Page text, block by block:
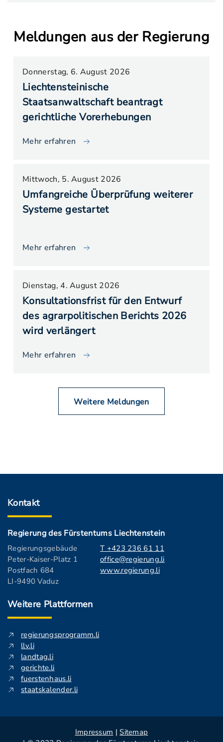
Meldungen aus der Regierung
Donnerstag, 6. August 2026
Liechtensteinische
Staatsanwaltschaft beantragt
gerichtliche Vorerhebungen
Mehr erfahren
Mittwoch, 5. August 2026
Umfangreiche Überprüfung weiterer
Systeme gestartet
Mehr erfahren
Dienstag, 4. August 2026
Konsultationsfrist für den Entwurf
des agrarpolitischen Berichts 2026
wird verlängert
Mehr erfahren
Weitere Meldungen
Kontakt
Regierung des Fürstentums Liechtenstein
Regierungsgebäude
Peter-Kaiser-Platz 1
Postfach 684
LI-9490 Vaduz
T +423 236 61 11
office@regierung.li
www.regierung.li
Weitere Plattformen
regierungsprogramm.li
llv.li
landtag.li
gerichte.li
fuerstenhaus.li
staatskalender.li
Impressum | Sitemap